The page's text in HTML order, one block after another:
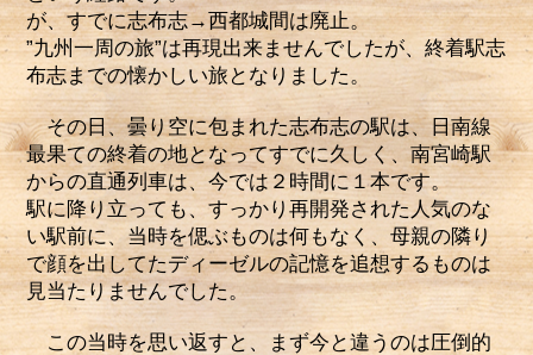
が、すでに志布志→西都城間は廃止。
”九州一周の旅”は再現出来ませんでしたが、終着駅志
布志までの懐かしい旅となりました。
その日、曇り空に包まれた志布志の駅は、日南線
最果ての終着の地となってすでに久しく、南宮崎駅
からの直通列車は、今では２時間に１本です。
駅に降り立っても、すっかり再開発された人気のな
い駅前に、当時を偲ぶものは何もなく、母親の隣り
で顔を出してたディーゼルの記憶を追想するものは
見当たりませんでした。
この当時を思い返すと、まず今と違うのは圧倒的